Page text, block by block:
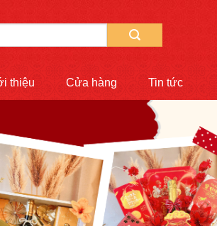
thiệu Cửa hàng Tin tức